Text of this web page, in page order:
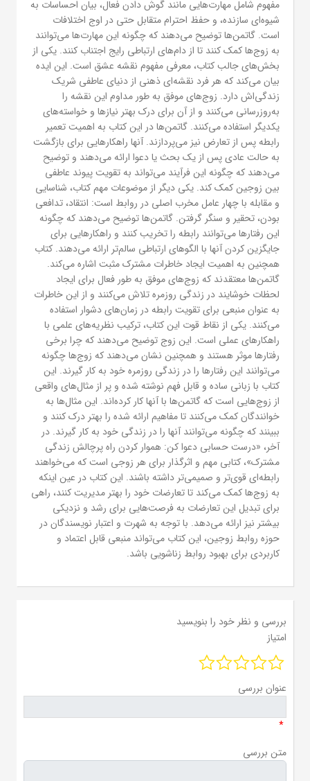
مفهوم شامل مهارت‌هایی مانند گوش دادن فعال، بیان احساسات به
شیوه‌ای سازنده، و حفظ احترام متقابل حتی در اوج اختلافات
است. گاتمن‌ها توضیح می‌دهند که چگونه این مهارت‌ها می‌توانند
به زوج‌ها کمک کنند تا از دام‌های ارتباطی رایج اجتناب کنند. یکی از
بخش‌های جالب کتاب، معرفی مفهوم نقشه عشق است. این ایده
بیان می‌کند که هر فرد نقشه‌ای ذهنی از دنیای عاطفی شریک
زندگی‌اش دارد. زوج‌های موفق به طور مداوم این نقشه را
به‌روزرسانی می‌کنند و از آن برای درک بهتر نیازها و خواسته‌های
یکدیگر استفاده می‌کنند. گاتمن‌ها در این کتاب به اهمیت تعمیر
رابطه پس از تعارض نیز می‌پردازند. آنها راهکارهایی برای بازگشت
به حالت عادی پس از یک بحث یا دعوا ارائه می‌دهند و توضیح
می‌دهند که چگونه این فرآیند می‌تواند به تقویت پیوند عاطفی
بین زوجین کمک کند. یکی دیگر از موضوعات مهم کتاب، شناسایی
و مقابله با چهار عامل مخرب اصلی در روابط است: انتقاد، تدافعی
بودن، تحقیر و سنگر گرفتن. گاتمن‌ها توضیح می‌دهند که چگونه
این رفتارها می‌توانند رابطه را تخریب کنند و راهکارهایی برای
جایگزین کردن آنها با الگوهای ارتباطی سالم‌تر ارائه می‌دهند. کتاب
همچنین به اهمیت ایجاد خاطرات مشترک مثبت اشاره می‌کند.
گاتمن‌ها معتقدند که زوج‌های موفق به طور فعال برای ایجاد
لحظات خوشایند در زندگی روزمره تلاش می‌کنند و از این خاطرات
به عنوان منبعی برای تقویت رابطه در زمان‌های دشوار استفاده
می‌کنند. یکی از نقاط قوت این کتاب، ترکیب نظریه‌های علمی با
راهکارهای عملی است. این زوج توضیح می‌دهند که چرا برخی
رفتارها موثر هستند و همچنین نشان می‌دهند که زوج‌ها چگونه
می‌توانند این رفتارها را در زندگی روزمره خود به کار گیرند. این
کتاب با زبانی ساده و قابل فهم نوشته شده و پر از مثال‌های واقعی
از زوج‌هایی است که گاتمن‌ها با آنها کار کرده‌اند. این مثال‌ها به
خوانندگان کمک می‌کنند تا مفاهیم ارائه شده را بهتر درک کنند و
ببینند که چگونه می‌توانند آنها را در زندگی خود به کار گیرند. در
آخر، «درست حسابی دعوا کن: هموار کردن راه پرچالش زندگی
مشترک»، کتابی مهم و اثرگذار برای هر زوجی است که می‌خواهند
رابطه‌ای قوی‌تر و صمیمی‌تر داشته باشند. این کتاب در عین اینکه
به زوج‌ها کمک می‌کند تا تعارضات خود را بهتر مدیریت کنند، راهی
برای تبدیل این تعارضات به فرصت‌هایی برای رشد و نزدیکی
بیشتر نیز ارائه می‌دهد. با توجه به شهرت و اعتبار نویسندگان در
حوزه روابط زوجین، این کتاب می‌تواند منبعی قابل اعتماد و
کاربردی برای بهبود روابط زناشویی باشد.
بررسی و نظر خود را بنویسید
امتیاز
عنوان بررسی
*
متن بررسی